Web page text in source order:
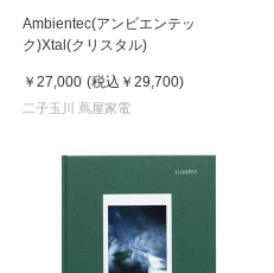
Ambientec(アンビエンテッ
ク)Xtal(クリスタル)
￥27,000 (税込 ￥29,700)
二子玉川 蔦屋家電